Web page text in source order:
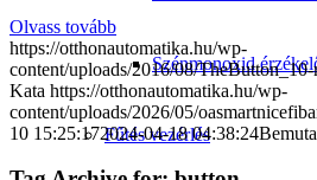
Szénmonoxid
Fűtés vezérlés
Olvass tovább
https://otthonautomatika.hu/wp-
content/uploads/2016/08/
Kata https://otthonautomatika.hu/wp-
content/uploads/2026/05/
10 15:25:172024-04-18 04:38:24